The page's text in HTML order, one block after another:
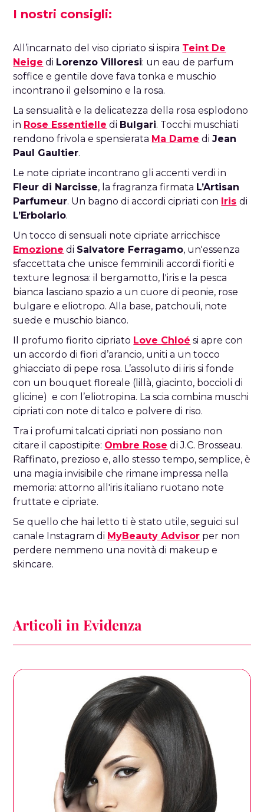
I nostri consigli:
All’incarnato del viso cipriato si ispira Teint De
Neige di Lorenzo Villoresi: un eau de parfum
soffice e gentile dove fava tonka e muschio
incontrano il gelsomino e la rosa.
La sensualità e la delicatezza della rosa esplodono
in Rose Essentielle di Bulgari. Tocchi muschiati
rendono frivola e spensierata Ma Dame diJean
Paul Gaultier.
Le note cipriate incontrano gli accenti verdi in
Fleur di Narcisse, la fragranza firmata L’Artisan
Parfumeur. Un bagno di accordi cipriati con Iris di
L’Erbolario.
Un tocco di sensuali note cipriate arricchisce
Emozione di Salvatore Ferragamo, un'essenza
sfaccettata che unisce femminili accordi fioriti e
texture legnosa: il bergamotto, l'iris e la pesca
bianca lasciano spazio a un cuore di peonie, rose
bulgare e eliotropo. Alla base, patchouli, note
suede e muschio bianco.
Il profumo fiorito cipriato Love Chloé si apre con
un accordo di fiori d’arancio, uniti a un tocco
ghiacciato di pepe rosa. L’assoluto di iris si fonde
con un bouquet floreale (lillà, giacinto, boccioli di
glicine) e con l’eliotropina. La scia combina muschi
cipriati con note di talco e polvere di riso.
Tra i profumi talcati cipriati non possiano non
citare il capostipite: Ombre Rose di J.C. Brosseau.
Raffinato, prezioso e, allo stesso tempo, semplice, è
una magia invisibile che rimane impressa nella
memoria: attorno all'iris italiano ruotano note
fruttate e cipriate.
Se quello che hai letto ti è stato utile, seguici sul
canale Instagram di MyBeauty Advisor per non
perdere nemmeno una novità di makeup e
skincare.
Articoli in Evidenza